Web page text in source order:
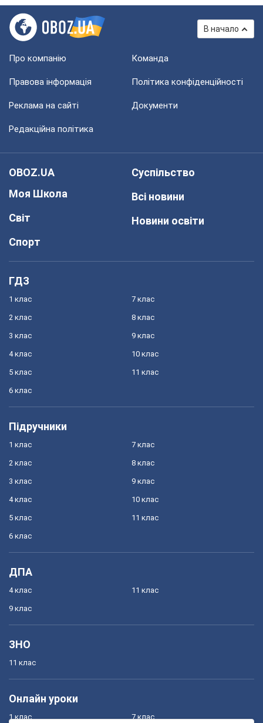
В начало
Про компанію Команда
Правова інформація Політика конфіденційності
Реклама на сайті Документи
Редакційна політика
OBOZ.UA
Моя Школа
Світ
Спорт
Суспільство
Всі новини
Новини освіти
ГДЗ
1 клас
2 клас
3 клас
4 клас
5 клас
6 клас
7 клас
8 клас
9 клас
10 клас
11 клас
Підручники
1 клас
2 клас
3 клас
4 клас
5 клас
6 клас
7 клас
8 клас
9 клас
10 клас
11 клас
ДПА
4 клас
9 клас
11 клас
ЗНО
11 клас
Онлайн уроки
1 клас 7 клас